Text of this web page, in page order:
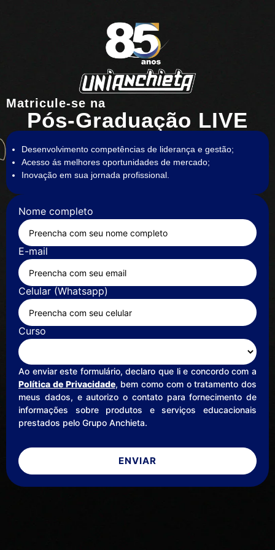
Matricule-se na
Pós-Graduação LIVE
Desenvolvimento competências de liderança e gestão;
Acesso ás melhores oportunidades de mercado;
Inovação em sua jornada profissional.
Nome completo
E-mail
Celular (Whatsapp)
Curso
Ao enviar este formulário, declaro que li e concordo com a
Política de Privacidade, bem como com o tratamento dos
meus dados, e autorizo o contato para fornecimento de
informações sobre produtos e serviços educacionais
prestados pelo Grupo Anchieta.
ENVIAR